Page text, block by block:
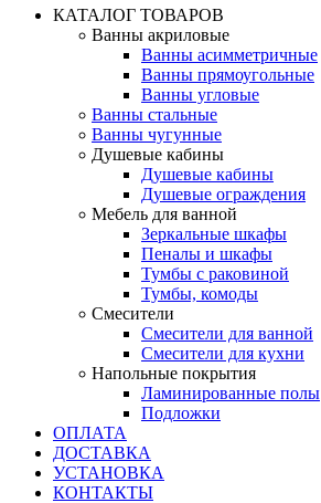
КАТАЛОГ ТОВАРОВ
Ванны акриловые
Ванны асимметричные
Ванны прямоугольные
Ванны угловые
Ванны стальные
Ванны чугунные
Душевые кабины
Душевые кабины
Душевые ограждения
Мебель для ванной
Зеркальные шкафы
Пеналы и шкафы
Тумбы с раковиной
Тумбы, комоды
Смесители
Смесители для ванной
Смесители для кухни
Напольные покрытия
Ламинированные полы
Подложки
ОПЛАТА
ДОСТАВКА
УСТАНОВКА
КОНТАКТЫ